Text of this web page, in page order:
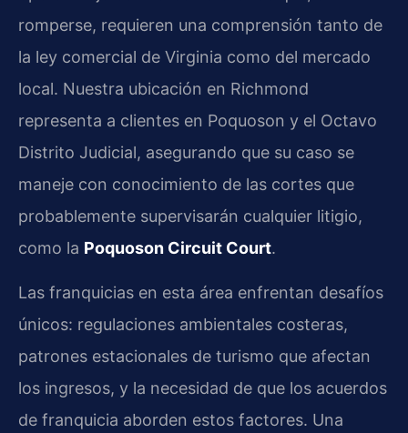
romperse, requieren una comprensión tanto de
la ley comercial de Virginia como del mercado
local. Nuestra ubicación en Richmond
representa a clientes en Poquoson y el Octavo
Distrito Judicial, asegurando que su caso se
maneje con conocimiento de las cortes que
probablemente supervisarán cualquier litigio,
como la Poquoson Circuit Court.
Las franquicias en esta área enfrentan desafíos
únicos: regulaciones ambientales costeras,
patrones estacionales de turismo que afectan
los ingresos, y la necesidad de que los acuerdos
de franquicia aborden estos factores. Una